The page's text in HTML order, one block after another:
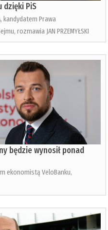
dzięki PiS
kandydatem Prawa
rozmawia JAN PRZEMYŁSKI
będzie wynosił ponad
ekonomistą VeloBanku,